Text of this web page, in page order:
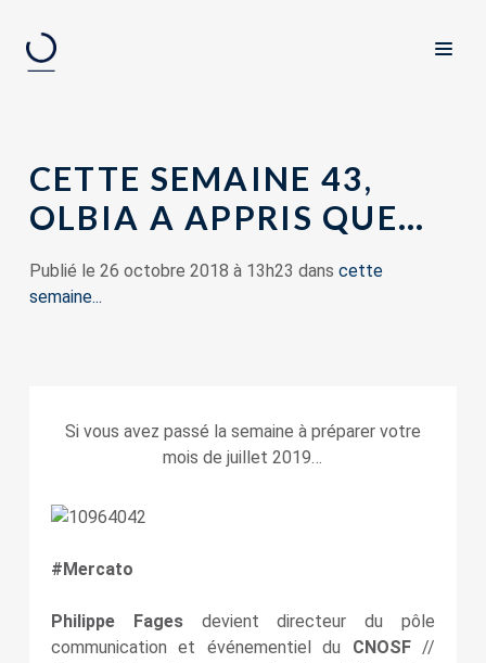
CETTE SEMAINE 43,
OLBIA A APPRIS QUE…
Publié le 26 octobre 2018 à 13h23 dans cette
semaine...
Si vous avez passé la semaine à préparer votre
mois de juillet 2019…
#Mercato
Philippe Fagesdevient directeur du pôle
communication et événementiel du CNOSF//